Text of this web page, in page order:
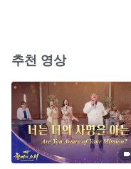
추천 영상